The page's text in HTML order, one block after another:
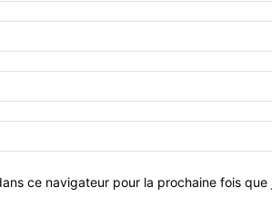
ce navigateur pour la prochaine fois que